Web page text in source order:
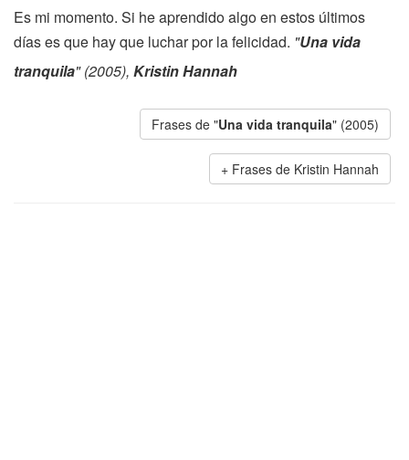
Es mi momento. Si he aprendido algo en estos últimos
días es que hay que luchar por la felicidad. "Una vida
tranquila" (2005), Kristin Hannah
Frases de "Una vida tranquila" (2005)
Frases de Kristin Hannah